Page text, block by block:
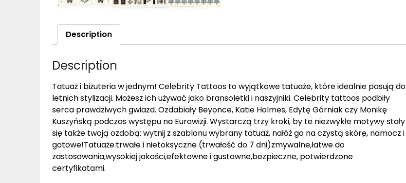
Description
Description
Tatuaż i biżuteria w jednym! Celebrity Tattoos to wyjątkowe tatuaże, które idealnie pasują do
letnich stylizacji. Możesz ich używać jako bransoletki i naszyjniki. Celebrity tattoos podbiły
serca prawdziwych gwiazd. Ozdabiały Beyonce, Katie Holmes, Edytę Górniak czy Monikę
Kuszyńską podczas występu na Eurowizji. Wystarczą trzy kroki, by te niezwykłe motywy stały
się także twoją ozdobą: wytnij z szablonu wybrany tatuaż, nałóż go na czystą skórę, namocz i
gotowe!Tatuaże:trwałe i nietoksyczne (trwałość do 7 dni)zmywalne,łatwe do
zastosowania,wysokiej jakości,efektowne i gustowne,bezpieczne, potwierdzone
certyfikatami.